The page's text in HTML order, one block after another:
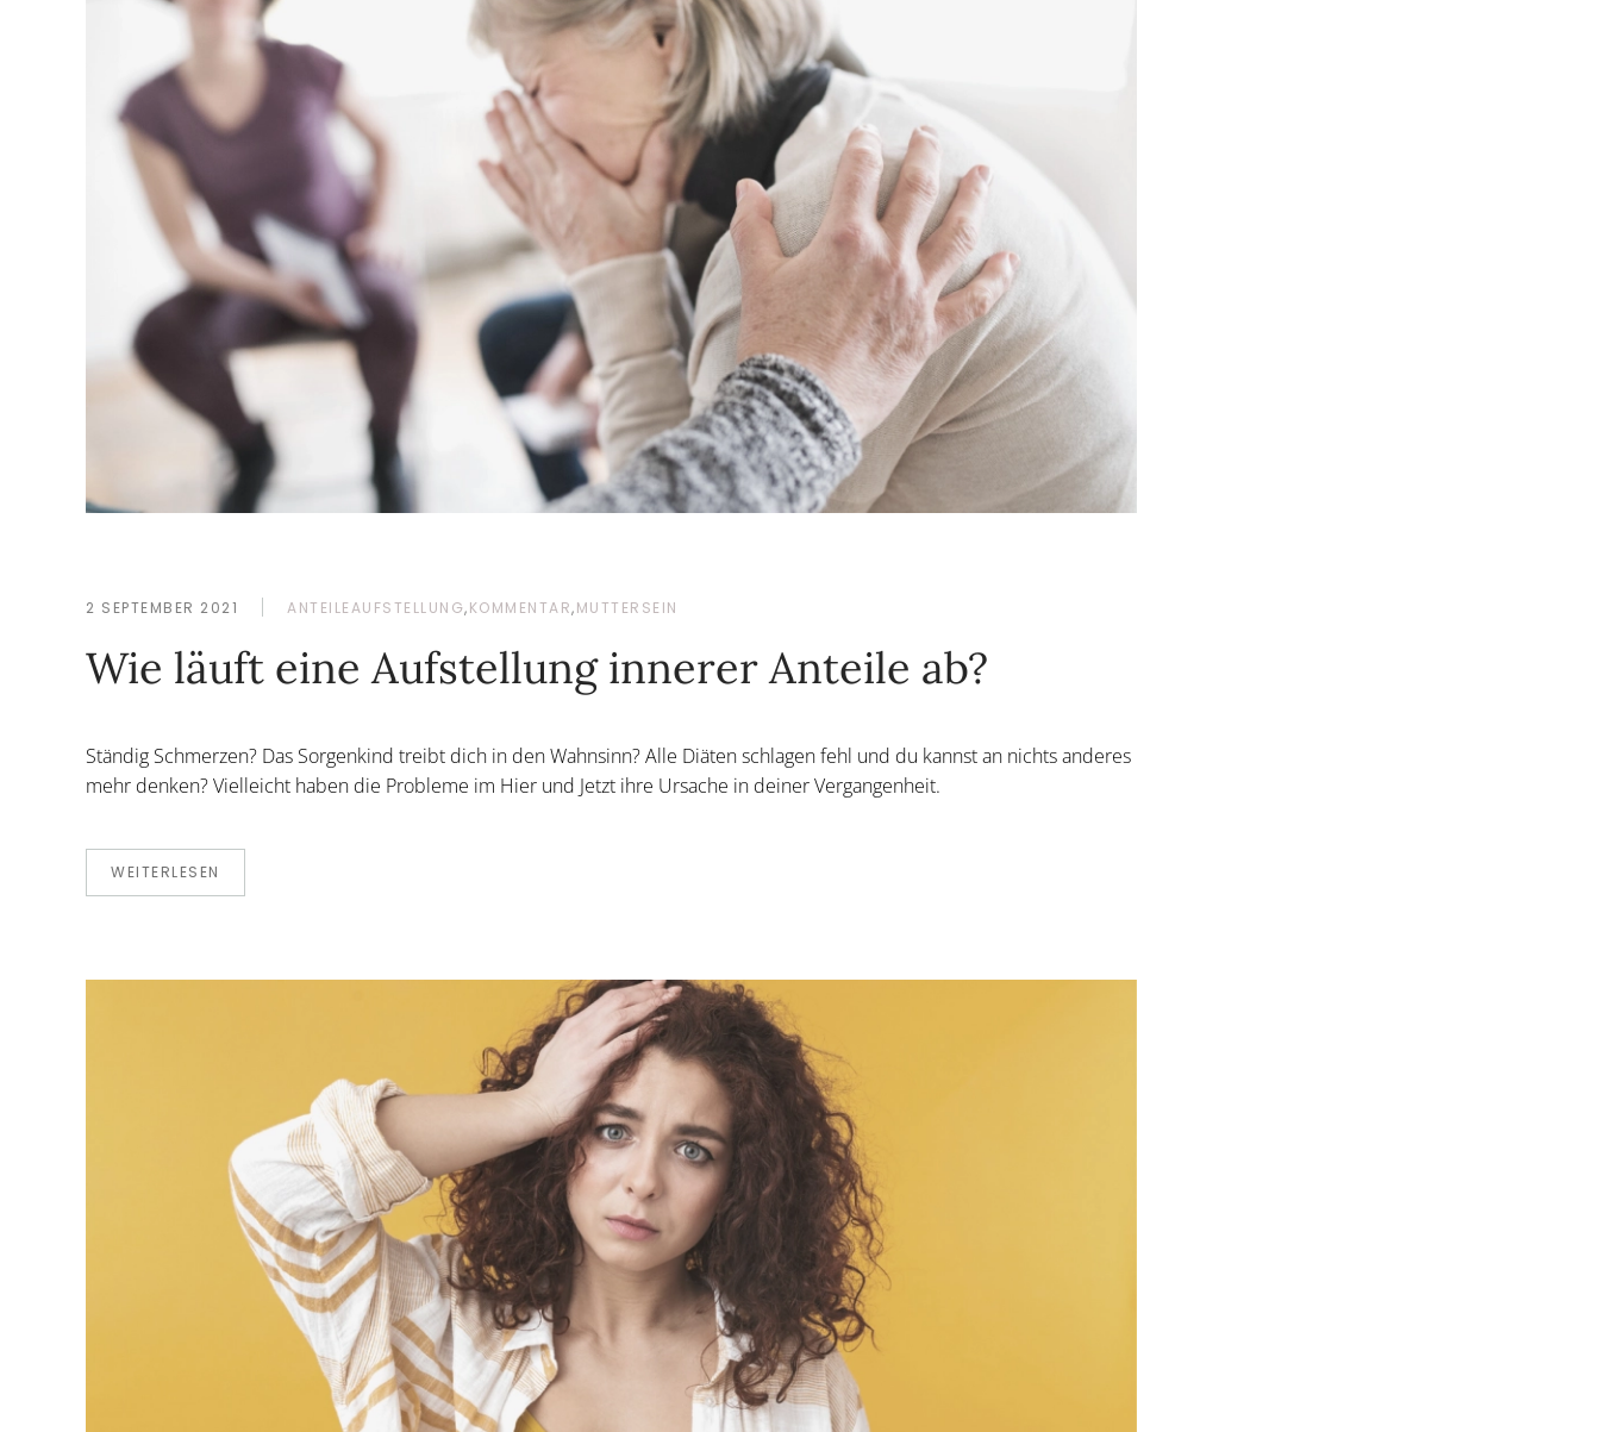
2 SEPTEMBER 2021 ANTEILEAUFSTELLUNG,KOMMENTAR,MUTTERSEIN
Wie läuft eine Aufstellung innerer Anteile ab?
Ständig Schmerzen? Das Sorgenkind treibt dich in den Wahnsinn? Alle Diäten schlagen fehl und du kannst an nichts anderes
mehr denken? Vielleicht haben die Probleme im Hier und Jetzt ihre Ursache in deiner Vergangenheit.
WEITERLESEN